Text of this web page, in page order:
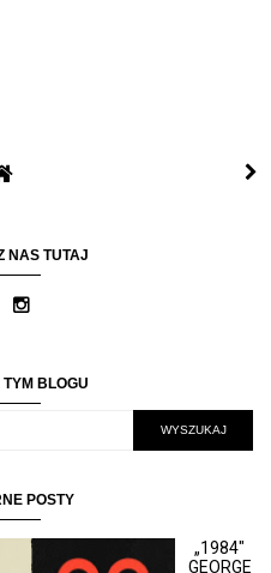
NAS TUTAJ
BLOGU
POSTY
„1984"
GEORGE